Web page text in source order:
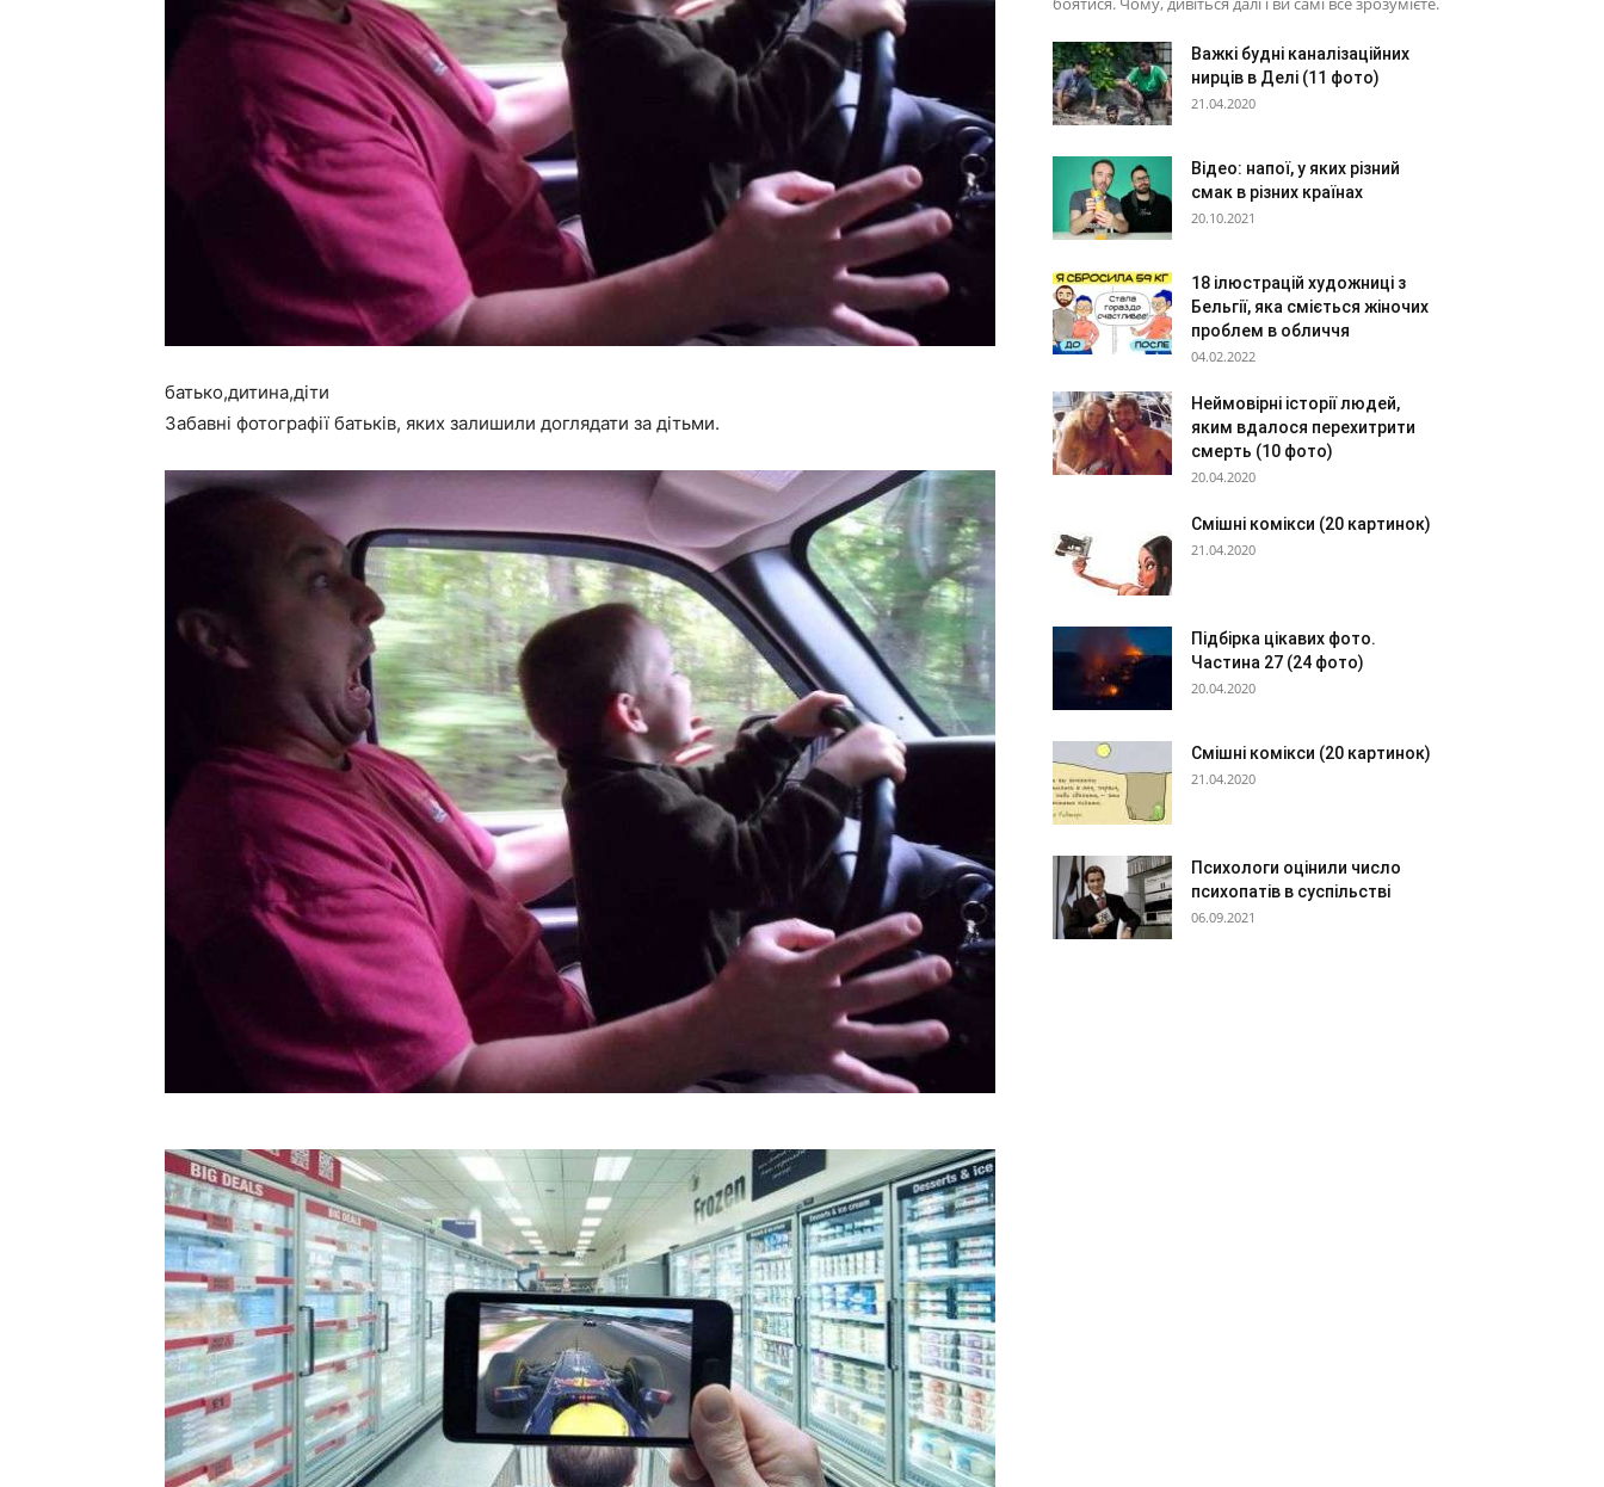
батько,дитина,діти
Забавні фотографії батьків, яких залишили доглядати за дітьми.
Важкі будні каналізаційних
нирців в Делі (11 фото)
21.04.2020
Відео: напої, у яких різний
смак в різних країнах
20.10.2021
18 ілюстрацій художниці з
Бельгії, яка сміється жіночих
проблем в обличчя
04.02.2022
Неймовірні історії людей,
яким вдалося перехитрити
смерть (10 фото)
20.04.2020
Смішні комікси (20 картинок)
21.04.2020
Підбірка цікавих фото.
Частина 27 (24 фото)
20.04.2020
Смішні комікси (20 картинок)
21.04.2020
Психологи оцінили число
психопатів в суспільстві
06.09.2021